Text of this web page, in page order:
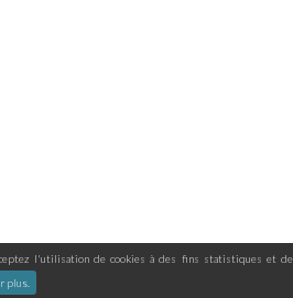
l'utilisation de cookies à des fins statistiques et de
plus.